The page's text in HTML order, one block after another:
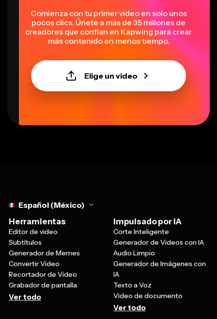
Comienza con tu primer video en solo unos
pocos clics. Únete a más de 35 millones de
creadores que confían en Kapwing para crear
más contenido en menos tiempo.
Elige un video
Español (México)
Herramientas
Editor de video
Subtítulos
Generador de Memes
Convertir Video
Recortador de Video
Grabador de pantalla
Ver todo
Impulsado por IA
Corte Inteligente
Generador de Videos con IA
Audio Limpio
Generador de Imágenes con
IA
Texto a Voz
Video de documento
Ver todo